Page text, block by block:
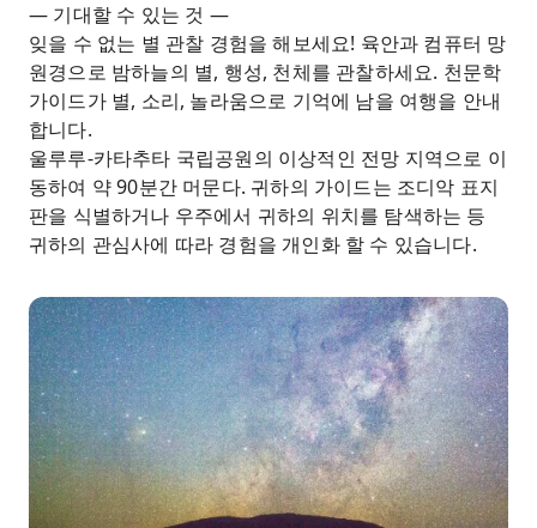
— 기대할 수 있는 것 —
잊을 수 없는 별 관찰 경험을 해보세요! 육안과 컴퓨터 망
원경으로 밤하늘의 별, 행성, 천체를 관찰하세요. 천문학
가이드가 별, 소리, 놀라움으로 기억에 남을 여행을 안내
합니다.
울루루-카타추타 국립공원의 이상적인 전망 지역으로 이
동하여 약 90분간 머문다. 귀하의 가이드는 조디악 표지
판을 식별하거나 우주에서 귀하의 위치를 탐색하는 등
귀하의 관심사에 따라 경험을 개인화 할 수 있습니다.